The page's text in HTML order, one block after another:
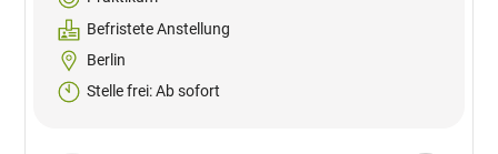
Befristete Anstellung
Berlin
Stelle frei: Ab sofort